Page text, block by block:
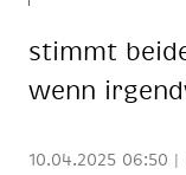
stimmt
wenn
10.04.2025 06:50 |